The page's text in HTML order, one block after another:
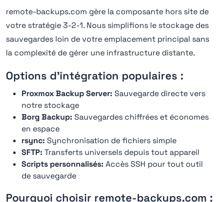
remote-backups.com gère la composante hors site de
votre stratégie 3-2-1. Nous simplifions le stockage des
sauvegardes loin de votre emplacement principal sans
la complexité de gérer une infrastructure distante.
Options d'intégration populaires :
Proxmox Backup Server: Sauvegarde directe vers
notre stockage
Borg Backup: Sauvegardes chiffrées et économes
en espace
rsync: Synchronisation de fichiers simple
SFTP: Transferts universels depuis tout appareil
Scripts personnalisés: Accès SSH pour tout outil
de sauvegarde
Pourquoi choisir remote-backups.com :